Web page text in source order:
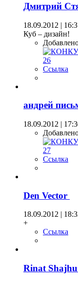
Дмитрий
18.09.2012 |
Куб – дизайн!
Ссылка
андрей
18.09.2012 |
Ссылка
Den Vector
18.09.2012 |
+
Ссылка
Rinat